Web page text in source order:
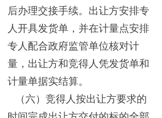
后办理交接手续。出让方安排专
人开具发货单，并在计量点安排
专人配合政府监管单位核对计
量， 出让方和竞得人凭发货单和
计量单据实结算。
（六） 竞得人按出让方要求的